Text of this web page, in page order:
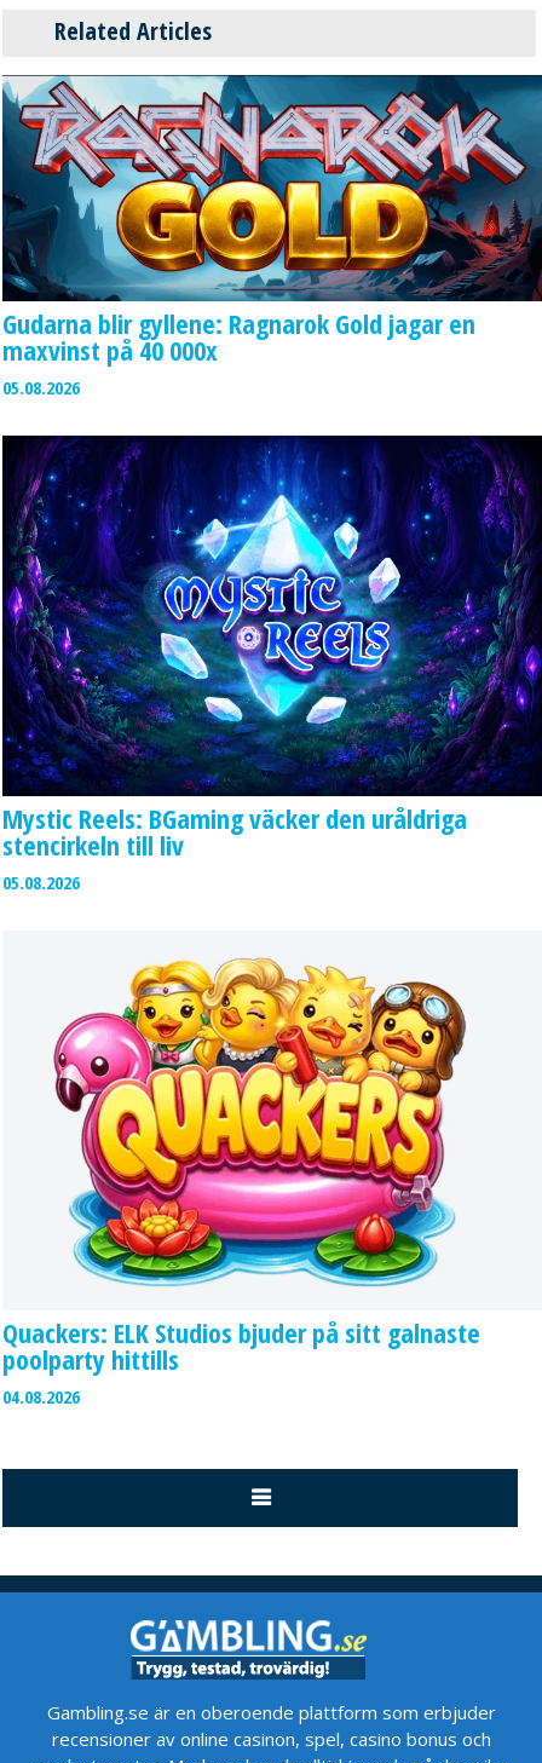
Related Articles
Gudarna blir gyllene: Ragnarok Gold jagar en
maxvinst på 40 000x
05.08.2026
Mystic Reels: BGaming väcker den uråldriga
stencirkeln till liv
05.08.2026
Quackers: ELK Studios bjuder på sitt galnaste
poolparty hittills
04.08.2026
Gambling.se är en oberoende plattform som erbjuder
recensioner av online casinon, spel, casino bonus och